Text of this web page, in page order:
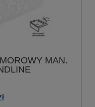
MAN.